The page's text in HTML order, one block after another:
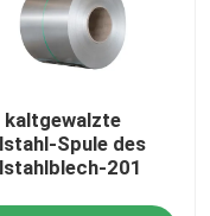
kaltgewalzte
Spule des
201